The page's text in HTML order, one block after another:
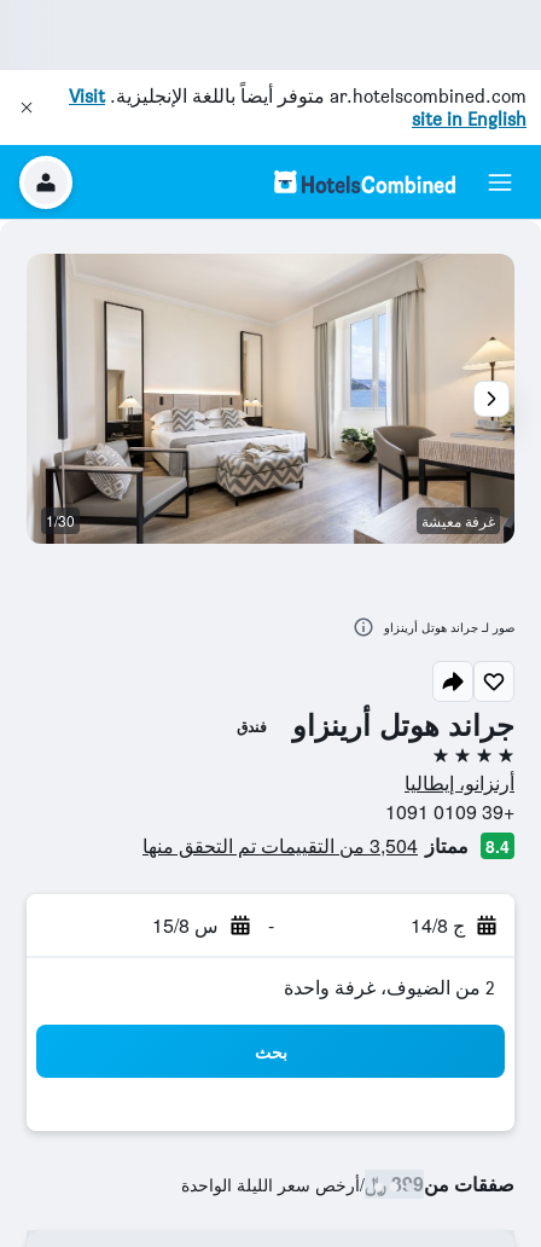
ar.hotelscombined.com متوفر أيضاً باللغة الإنجليزية.Visit
site in English
جراند هوتل أرينزاو فندق
4 نجوم
أرنزانو، إيطاليا
+39 0109 1091
8.4 ممتاز 3,504 من التقييمات تم التحقق منها
ج 14/8 - س 15/8
2 من الضيوف، غرفة واحدة
بحث
صفقات من399 ﷼ /أرخص سعر الليلة الواحدة
غرفة معيشة 1/30
صور لـ جراند هوتل أرينزاو